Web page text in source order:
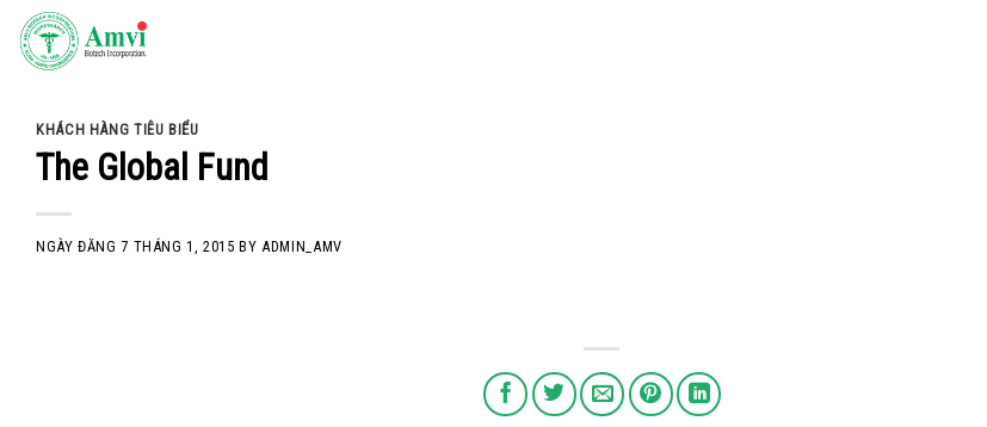
Skip
KHÁCH HÀNG TIÊU BIỂU
The Global Fund
NGÀY ĐĂNG7 THÁNG 1, 2015 BYADMIN_AMV